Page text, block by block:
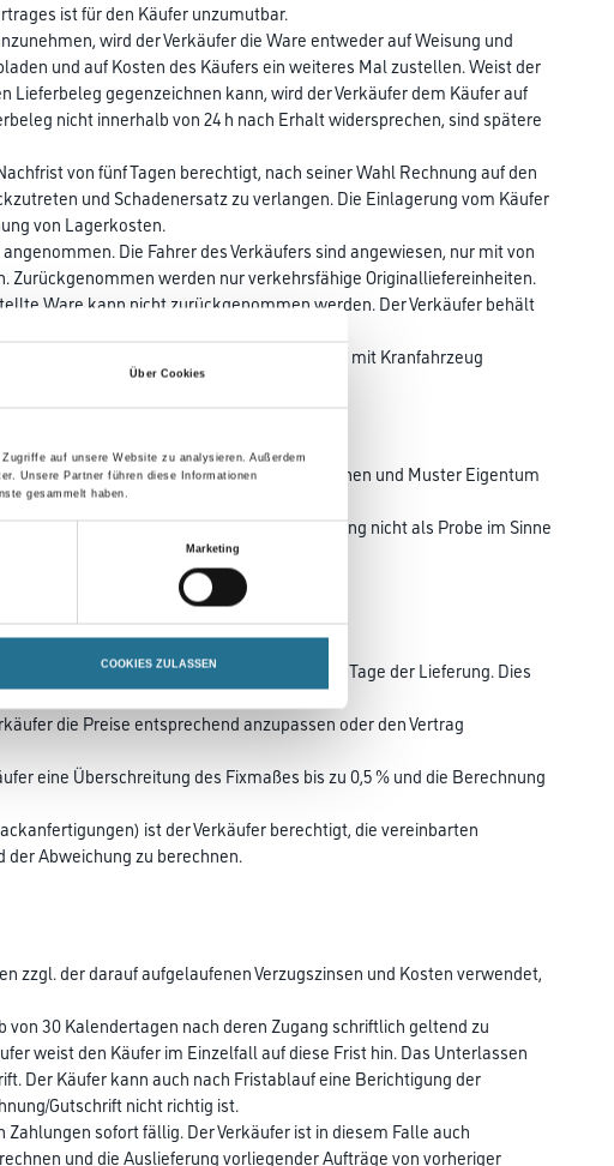
Über Cookies
auf unsere Website zu analysieren. Außerdem
Unsere Partner führen diese Informationen
gesammelt haben.
Marketing
COOKIES ZULASSEN
ist für den Käufer unzumutbar.
wird der Verkäufer die Ware entweder auf Weisung und
und auf Kosten des Käufers ein weiteres Mal zustellen. Weist der
Lieferbeleg gegenzeichnen kann, wird der Verkäufer dem Käufer auf
nicht innerhalb von 24 h nach Erhalt widersprechen, sind spätere
von fünf Tagen berechtigt, nach seiner Wahl Rechnung auf den
und Schadenersatz zu verlangen. Die Einlagerung vom Käufer
von Lagerkosten.
Die Fahrer des Verkäufers sind angewiesen, nur mit von
werden nur verkehrsfähige Originalliefereinheiten.
Ware kann nicht zurückgenommen werden. Der Verkäufer behält
des Käufers entstehen (z.B. Entladung nur mit Kranfahrzeug
leihweise zur Verfügung gestellte Kollektionen und Muster Eigentum
Abweichungen bei der Herstellung nicht als Probe im Sinne
gelten die Preise des Verkäufers zum Tage der Lieferung. Dies
hat.
die Preise entsprechend anzupassen oder den Vertrag
eine Überschreitung des Fixmaßes bis zu 0,5 % und die Berechnung
ist der Verkäufer berechtigt, die vereinbarten
der Abweichung zu berechnen.
zzgl. der darauf aufgelaufenen Verzugszinsen und Kosten verwendet,
30 Kalendertagen nach deren Zugang schriftlich geltend zu
weist den Käufer im Einzelfall auf diese Frist hin. Das Unterlassen
Der Käufer kann auch nach Fristablauf eine Berichtigung der
Gutschrift nicht richtig ist.
sofort fällig. Der Verkäufer ist in diesem Falle auch
und die Auslieferung vorliegender Aufträge von vorheriger